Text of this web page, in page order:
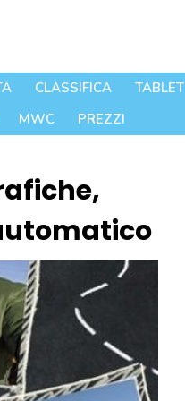
CLASSIFICA TABLET
MWC PREZZI